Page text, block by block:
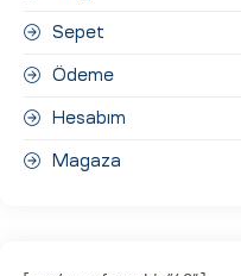
Sepet
Ödeme
Hesabım
Magaza